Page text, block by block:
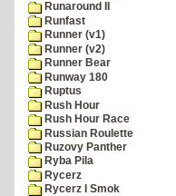
Runaround II
Runfast
Runner (v1)
Runner (v2)
Runner Bear
Runway 180
Ruptus
Rush Hour
Rush Hour Race
Russian Roulette
Ruzovy Panther
Ryba Pila
Rycerz
Rycerz I Smok